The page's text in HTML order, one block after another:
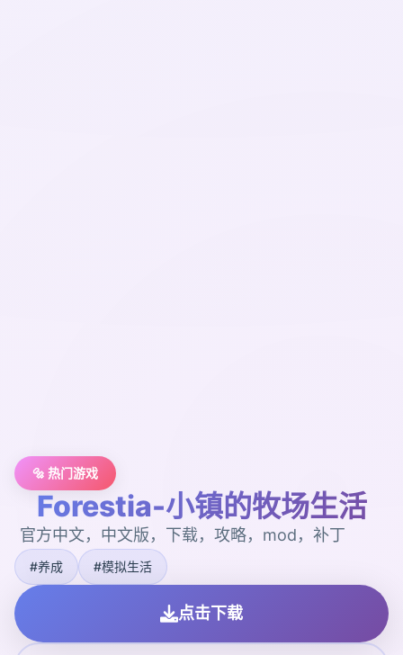
🔩 热门游戏
Forestia-小镇的牧场生活
官方中文，中文版，下载，攻略，mod，补丁
#养成 #模拟生活
点击下载